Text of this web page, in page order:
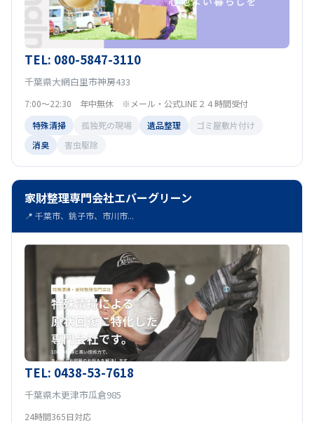
TEL: 080-5847-3110
千葉県大網白里市神房433
7:00～22:30 年中無休 ※メール・公式LINE２４時間受付
特殊清掃
孤独死の現場 遺品整理
ゴミ屋敷片付け
消臭
害虫駆除
家財整理専門会社エバーグリーン
📍 千葉市、銚子市、市川市...
TEL: 0438-53-7618
千葉県木更津市瓜倉985
24時間365日対応